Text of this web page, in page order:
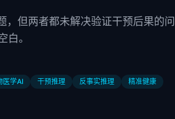
，但两者都未解决验证干预后果的
白。
医学AI 干预推理 反事实推理 精准健康